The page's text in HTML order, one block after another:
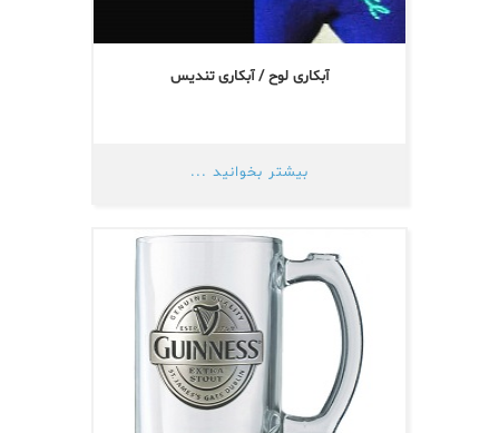
آبکاری لوح / آبکاری تندیس
بیشتر بخوانید ...